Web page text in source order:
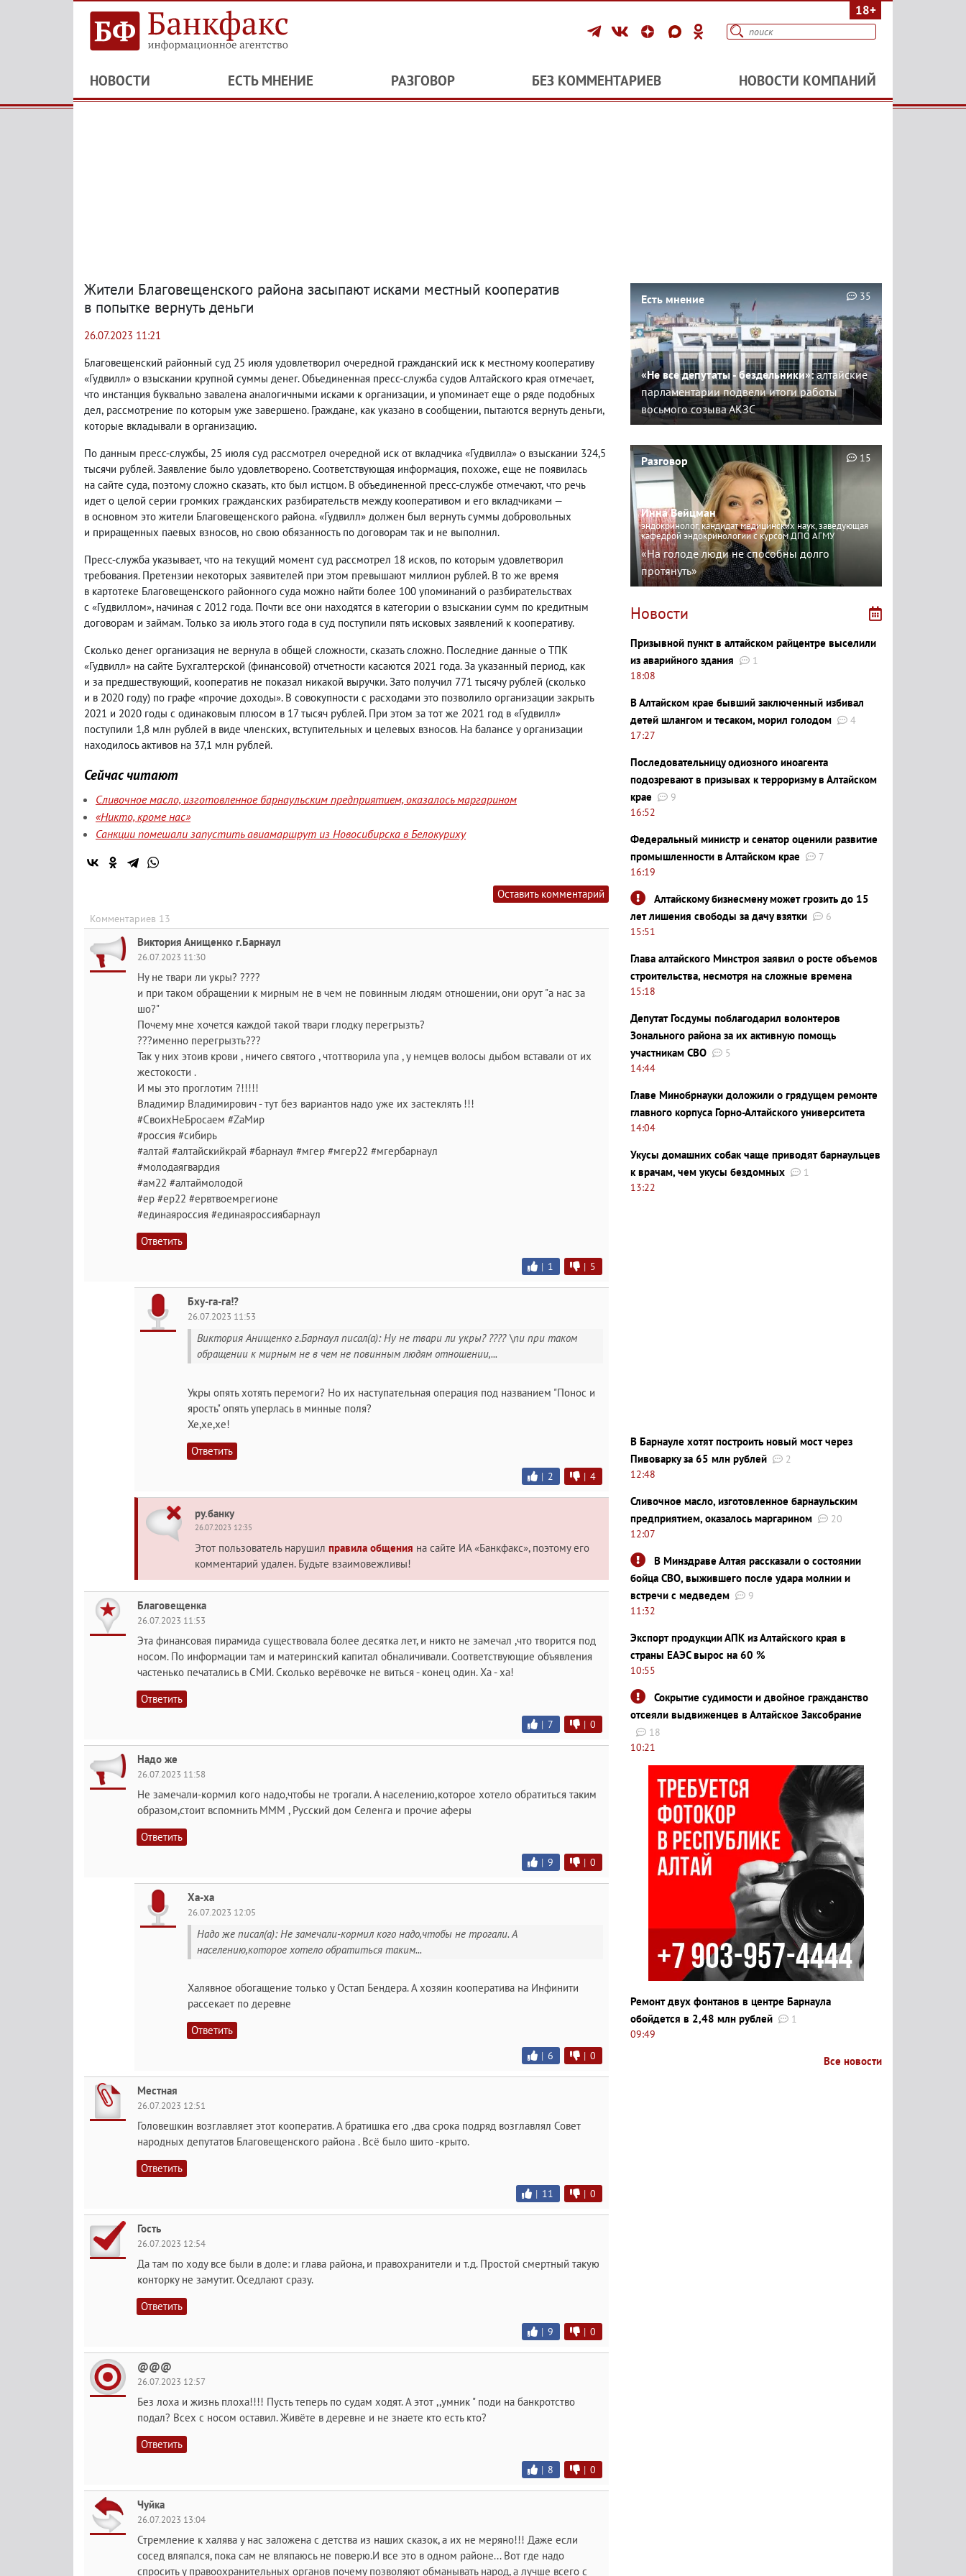
18+
НОВОСТИ ЕСТЬ МНЕНИЕ РАЗГОВОР БЕЗ КОММЕНТАРИЕВ НОВОСТИ КОМПАНИЙ
Жители Благовещенского района засыпают исками местный кооператив
в попытке вернуть деньги
26.07.2023 11:21
Благовещенский районный суд 25 июля удовлетворил очередной гражданский иск к местному кооперативу
«Гудвилл» о взыскании крупной суммы денег. Объединенная пресс-служба судов Алтайского края отмечает,
что инстанция буквально завалена аналогичными исками к организации, и упоминает еще о ряде подобных
дел, рассмотрение по которым уже завершено. Граждане, как указано в сообщении, пытаются вернуть деньги,
которые вкладывали в организацию.
По данным пресс-службы, 25 июля суд рассмотрел очередной иск от вкладчика «Гудвилла» о взыскании 324,5
тысячи рублей. Заявление было удовлетворено. Соответствующая информация, похоже, еще не появилась
на сайте суда, поэтому сложно сказать, кто был истцом. В объединенной пресс-службе отмечают, что речь
идет о целой серии громких гражданских разбирательств между кооперативом и его вкладчиками —
в основном это жители Благовещенского района. «Гудвилл» должен был вернуть суммы добровольных
и приращенных паевых взносов, но свою обязанность по договорам так и не выполнил.
Пресс-служба указывает, что на текущий момент суд рассмотрел 18 исков, по которым удовлетворил
требования. Претензии некоторых заявителей при этом превышают миллион рублей. В то же время
в картотеке Благовещенского районного суда можно найти более 100 упоминаний о разбирательствах
с «Гудвиллом», начиная с 2012 года. Почти все они находятся в категории о взыскании сумм по кредитным
договорам и займам. Только за июль этого года в суд поступили пять исковых заявлений к кооперативу.
Сколько денег организация не вернула в общей сложности, сказать сложно. Последние данные о ТПК
«Гудвилл» на сайте Бухгалтерской (финансовой) отчетности касаются 2021 года. За указанный период, как
и за предшествующий, кооператив не показал никакой выручки. Зато получил 771 тысячу рублей (сколько
и в 2020 году) по графе «прочие доходы». В совокупности с расходами это позволило организации закрыть
2021 и 2020 годы с одинаковым плюсом в 17 тысяч рублей. При этом за тот же 2021 год в «Гудвилл»
поступили 1,8 млн рублей в виде членских, вступительных и целевых взносов. На балансе у организации
находилось активов на 37,1 млн рублей.
Сейчас читают
Сливочное масло, изготовленное барнаульским предприятием, оказалось маргарином
«Никто, кроме нас»
Санкции помешали запустить авиамаршрут из Новосибирска в Белокуриху
Оставить комментарий
Комментариев 13
Виктория Анищенко г.Барнаул
26.07.2023 11:30
Ну не твари ли укры? ????
и при таком обращении к мирным не в чем не повинным людям отношении, они орут "а нас за
шо?"
Почему мне хочется каждой такой твари глодку перегрызть?
???именно перегрызть???
Так у них этоив крови , ничего святого , чтоттворила упа , у немцев волосы дыбом вставали от их
жестокости .
И мы это проглотим ?!!!!!
Владимир Владимирович - тут без вариантов надо уже их застеклять !!!
#СвоихНеБросаем #ZaМир
#россия #сибирь
#алтай #алтайскийкрай #барнаул #мгер #мгер22 #мгербарнаул
#молодаягвардия
#ам22 #алтаймолодой
#ер #ер22 #ервтвоемрегионе
#единаяроссия #единаяроссиябарнаул
Ответить
| 1 | 5
Бху-га-га!?
26.07.2023 11:53
Виктория Анищенко г.Барнаул писал(а): Ну не твари ли укры? ???? \nи при таком
обращении к мирным не в чем не повинным людям отношении,...
Укры опять хотять перемоги? Но их наступательная операция под названием "Понос и
ярость" опять уперлась в минные поля?
Хе,хе,хе!
Ответить
| 2 | 4
ру.банку
26.07.2023 12:35
Этот пользователь нарушил правила общения на сайте ИА «Банкфакс», поэтому его
комментарий удален. Будьте взаимовежливы!
Благовещенка
26.07.2023 11:53
Эта финансовая пирамида существовала более десятка лет, и никто не замечал ,что творится под
носом. По информации там и материнский капитал обналичивали. Соответствующие объявления
частенько печатались в СМИ. Сколько верёвочке не виться - конец один. Ха - ха!
Ответить
| 7 | 0
Надо же
26.07.2023 11:58
Не замечали-кормил кого надо,чтобы не трогали. А населению,которое хотело обратиться таким
образом,стоит вспомнить МММ , Русский дом Селенга и прочие аферы
Ответить
| 9 | 0
Ха-ха
26.07.2023 12:05
Надо же писал(а): Не замечали-кормил кого надо,чтобы не трогали. А
населению,которое хотело обратиться таким...
Халявное обогащение только у Остап Бендера. А хозяин кооператива на Инфинити
рассекает по деревне
Ответить
| 6 | 0
Местная
26.07.2023 12:51
Головешкин возглавляет этот кооператив. А братишка его ,два срока подряд возглавлял Совет
народных депутатов Благовещенского района . Всё было шито -крыто.
Ответить
| 11 | 0
Гость
26.07.2023 12:54
Да там по ходу все были в доле: и глава района, и правохранители и т.д. Простой смертный такую
конторку не замутит. Оседлают сразу.
Ответить
| 9 | 0
@@@
26.07.2023 12:57
Без лоха и жизнь плоха!!!! Пусть теперь по судам ходят. А этот ,,умник " поди на банкротство
подал? Всех с носом оставил. Живёте в деревне и не знаете кто есть кто?
Ответить
| 8 | 0
Чуйка
26.07.2023 13:04
Стремление к халява у нас заложена с детства из наших сказок, а их не меряно!!! Даже если
сосед вляпался, пока сам не вляпаюсь не поверю.И все это в одном районе... Вот где надо
спросить у правоохранительных органов почему позволяют обманывать народ, а лучше всего с
Есть мнение
«Не все депутаты - бездельники»:алтайские
парламентарии подвели итоги работы
восьмого созыва АКЗС
35
Разговор
Инна Вейцман
эндокринолог, кандидат медицинских наук, заведующая
кафедрой эндокринологии с курсом ДПО АГМУ
«На голоде люди не способны долго
протянуть»
15
Новости
Призывной пункт в алтайском райцентре выселили
из аварийного здания
1
18:08
В Алтайском крае бывший заключенный избивал
детей шлангом и тесаком, морил голодом
4
17:27
Последовательницу одиозного иноагента
подозревают в призывах к терроризму в Алтайском
крае
9
16:52
Федеральный министр и сенатор оценили развитие
промышленности в Алтайском крае
7
16:19
Алтайскому бизнесмену может грозить до 15
лет лишения свободы за дачу взятки
6
15:51
Глава алтайского Минстроя заявил о росте объемов
строительства, несмотря на сложные времена
15:18
Депутат Госдумы поблагодарил волонтеров
Зонального района за их активную помощь
участникам СВО
5
14:44
Главе Минобрнауки доложили о грядущем ремонте
главного корпуса Горно-Алтайского университета
14:04
Укусы домашних собак чаще приводят барнаульцев
к врачам, чем укусы бездомных
1
13:22
В Барнауле хотят построить новый мост через
Пивоварку за 65 млн рублей
2
12:48
Сливочное масло, изготовленное барнаульским
предприятием, оказалось маргарином
20
12:07
В Минздраве Алтая рассказали о состоянии
бойца СВО, выжившего после удара молнии и
встречи с медведем
9
11:32
Экспорт продукции АПК из Алтайского края в
страны ЕАЭС вырос на 60 %
10:55
Сокрытие судимости и двойное гражданство
отсеяли выдвиженцев в Алтайское Заксобрание
18
10:21
Ремонт двух фонтанов в центре Барнаула
обойдется в 2,48 млн рублей
1
09:49
Все новости